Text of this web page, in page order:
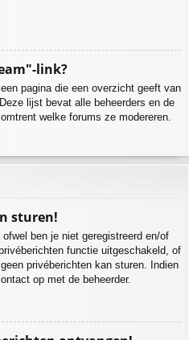
link?
pagina die een overzicht geeft van
lijst bevat alle beheerders en de
welke forums ze modereren.
sturen!
ben je niet geregistreerd en/of
functie uitgeschakeld, of
privéberichten kan sturen. Indien
op met de beheerder.